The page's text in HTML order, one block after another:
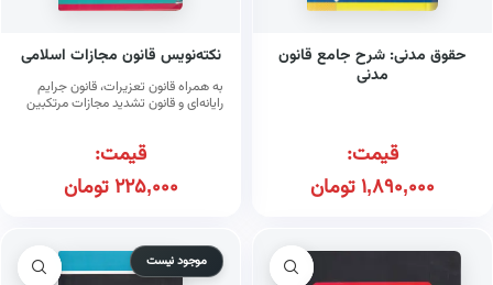
حقوق مدنی: شرح جامع قانون
مدنی
قیمت:
1,890,000تومان
نکته‌نویس قانون مجازات اسلامی
به همراه قانون تعزیرات، قانون جرایم
رایانه‌ای و قانون تشدید مجازات مرتکبین
قیمت:
225,000تومان
موجود نیست